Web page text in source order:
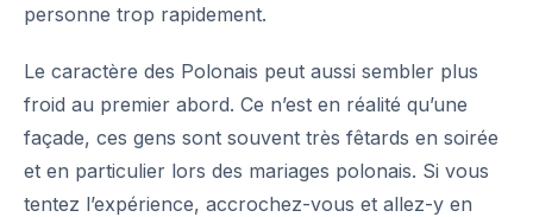
personne trop rapidement.
Le caractère des Polonais peut aussi sembler plus
froid au premier abord. Ce n’est en réalité qu’une
façade, ces gens sont souvent très fêtards en soirée
et en particulier lors des mariages polonais. Si vous
tentez l’expérience, accrochez-vous et allez-y en